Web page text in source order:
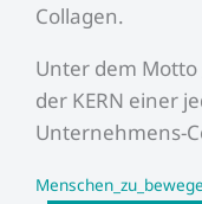
Collagen.
Unter dem Motto
der KERN einer
Unternehmens-